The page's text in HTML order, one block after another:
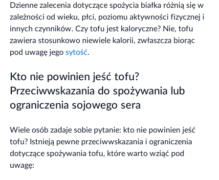
Dzienne zalecenia dotyczące spożycia białka różnią się w
zależności od wieku, płci, poziomu aktywności fizycznej i
innych czynników. Czy tofu jest kaloryczne? Nie, tofu
zawiera stosunkowo niewiele kalorii, zwłaszcza biorąc
pod uwagę jego sytość.
Kto nie powinien jeść tofu?
Przeciwwskazania do spożywania lub
ograniczenia sojowego sera
Wiele osób zadaje sobie pytanie: kto nie powinien jeść
tofu? Istnieją pewne przeciwwskazania i ograniczenia
dotyczące spożywania tofu, które warto wziąć pod
uwagę: